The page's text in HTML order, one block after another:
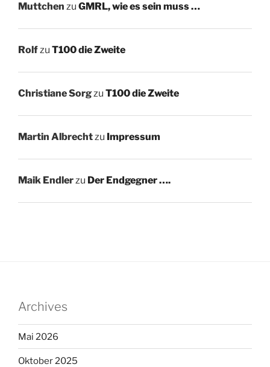
Muttchen zu GMRL, wie es sein muss …
Rolfzu T100 die Zweite
Christiane Sorgzu T100 die Zweite
Martin Albrechtzu Impressum
Maik Endlerzu Der Endgegner ….
Archives
Mai 2026
Oktober 2025